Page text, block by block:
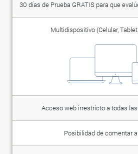
30 días de Prueba GRATIS para que
Multidispositivo (Celular,
Acceso web irrestricto a todas
Posibilidad de comentar